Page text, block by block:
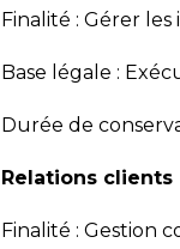
Finalité : Gérer
Base légale :
Durée de
Relations clients
Finalité : Gestion